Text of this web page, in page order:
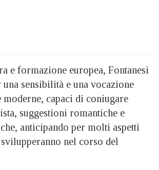
e formazione europea, Fontanesi
sensibilità e una vocazione
moderne, capaci di coniugare
suggestioni romantiche e
anticipando per molti aspetti
nel corso del